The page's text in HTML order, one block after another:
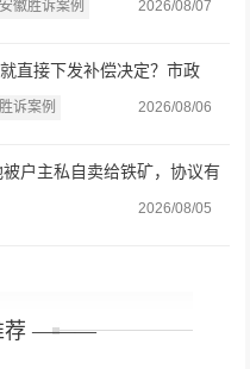
定一并撤销
安徽胜诉案例 2026/08/07
直接下发补偿决定？市政
诉案例 2026/08/06
户主私自卖给铁矿，协议有
协议无效
2026/08/05
荐 ———